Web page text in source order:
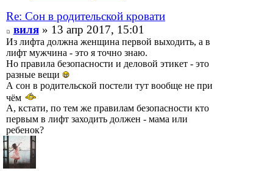
Re: Сон в родительской кровати
виля» 13 апр 2017, 15:01
Из лифта должна женщина первой выходить, а в
лифт мужчина - это я точно знаю.
Но правила безопасности и деловой этикет - это
разные вещи
А сон в родительской постели тут вообще не при
чём
А, кстати, по тем же правилам безопасности кто
первым в лифт заходить должен - мама или
ребенок?